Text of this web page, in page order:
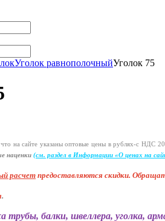
Уголок равнополочныйУголок 75
на сайте указаны оптовые цены врублях-с НДС
наценки (см. раздел в Информации «О ценах на
расчет предоставляются скидки.
.
балки, швеллера, уголка,